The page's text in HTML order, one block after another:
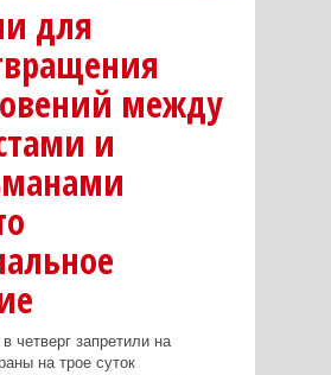
для
между
и
четверг запретили на
на трое суток